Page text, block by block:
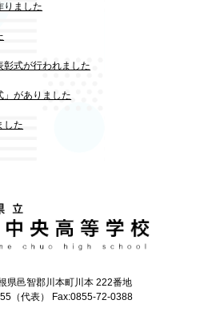
りました
彰式が行われました
」がありました
した
県邑智郡川本町川本 222番地
（代表） Fax:0855-72-0388